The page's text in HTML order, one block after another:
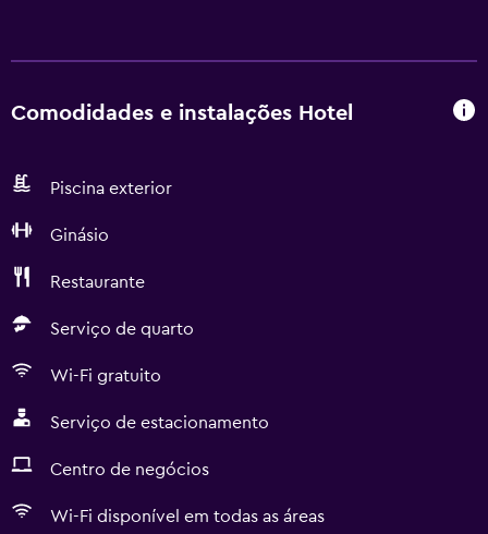
Comodidades e instalações Hotel
Piscina exterior
Ginásio
Restaurante
Serviço de quarto
Wi-Fi gratuito
Serviço de estacionamento
Centro de negócios
Wi-Fi disponível em todas as áreas